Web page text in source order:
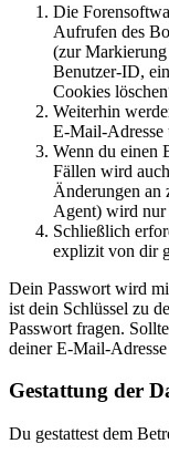
Die
Aufrufen des
(zur Markierung
Benutzer-ID,
Cookies
Weiterhin
E-Mail-Adresse
Wenn du einen
Fällen wird
Änderungen an
Agent) wird nur
Schließlich
explizit von dir
Dein Passwort wird
ist dein Schlüssel zu
Passwort fragen.
deiner E-Mail-Adresse
Gestattung der
Du gestattest dem